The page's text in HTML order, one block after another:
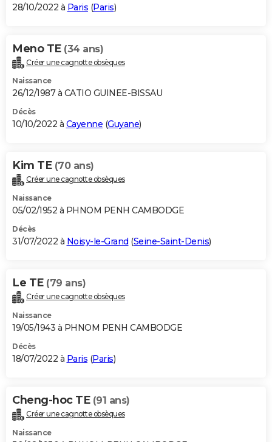
28/10/2022 à Paris (Paris)
Meno TE (34 ans)
Créer une cagnotte obsèques
Naissance
26/12/1987 à CATIO GUINEE-BISSAU
Décès
10/10/2022 à Cayenne (Guyane)
Kim TE (70 ans)
Créer une cagnotte obsèques
Naissance
05/02/1952 à PHNOM PENH CAMBODGE
Décès
31/07/2022 à Noisy-le-Grand (Seine-Saint-Denis)
Le TE (79 ans)
Créer une cagnotte obsèques
Naissance
19/05/1943 à PHNOM PENH CAMBODGE
Décès
18/07/2022 à Paris (Paris)
Cheng-hoc TE (91 ans)
Créer une cagnotte obsèques
Naissance